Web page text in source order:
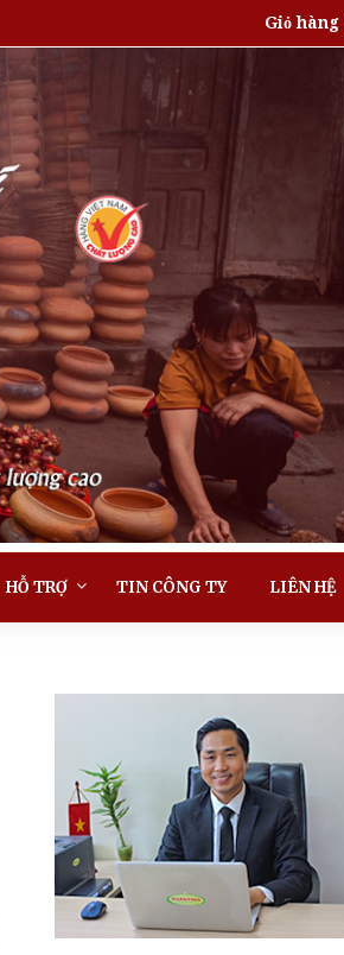
Giỏ hàng
HỖ TRỢ TIN CÔNG TY LIÊN HỆ